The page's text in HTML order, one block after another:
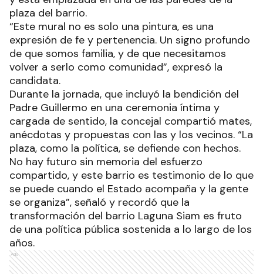
plaza del barrio.
“Este mural no es solo una pintura, es una
expresión de fe y pertenencia. Un signo profundo
de que somos familia, y de que necesitamos
volver a serlo como comunidad”, expresó la
candidata.
Durante la jornada, que incluyó la bendición del
Padre Guillermo en una ceremonia íntima y
cargada de sentido, la concejal compartió mates,
anécdotas y propuestas con las y los vecinos. “La
plaza, como la política, se defiende con hechos.
No hay futuro sin memoria del esfuerzo
compartido, y este barrio es testimonio de lo que
se puede cuando el Estado acompaña y la gente
se organiza”, señaló y recordó que la
transformación del barrio Laguna Siam es fruto
de una política pública sostenida a lo largo de los
años.
Ads